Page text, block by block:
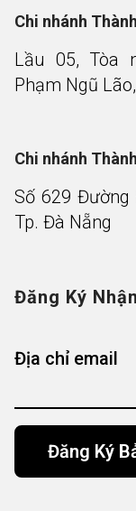
Chi nhánh
Lầu 05, Tòa
Phạm Ngũ
Chi nhánh
Số 629 Đường
Tp. Đà Nẵng
Đăng Ký
Địa chỉ email